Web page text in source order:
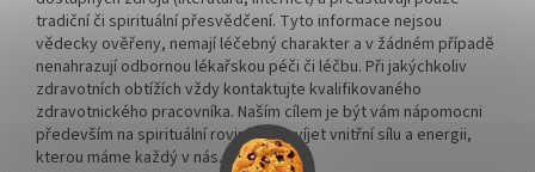
tradiční či spirituální přesvědčení. Tyto informace nejsou
vědecky ověřeny, nemají léčebný charakter a v žádném případě
nenahrazují odbornou lékařskou péči či léčbu. Při jakýchkoliv
zdravotních obtížích vždy kontaktujte kvalifikovaného
zdravotnického pracovníka. Naším cílem je být vám nápomocni
především na spirituální rovině a rozvíjet vnitřní sílu a energii,
kterou máme každý v nás.